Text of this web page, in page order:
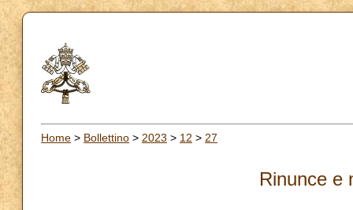
Home > Bollettino > 2023 > 12 > 27
Rinunce e